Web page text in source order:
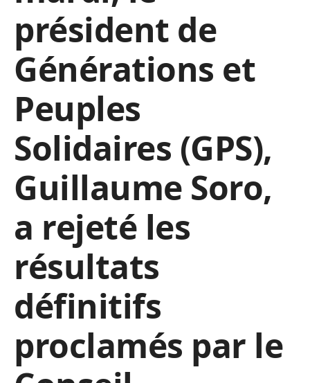
président de
Générations et
Peuples
Solidaires (GPS),
Guillaume Soro,
a rejeté les
résultats
définitifs
proclamés par le